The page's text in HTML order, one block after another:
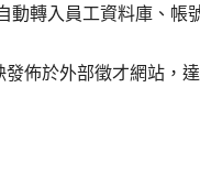
動轉入員工資料庫、帳
佈於外部徵才網站，